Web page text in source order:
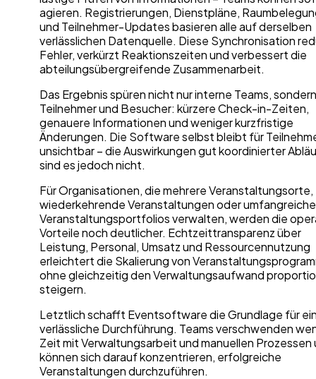
agieren. Registrierungen, Dienstpläne,
und Teilnehmer-Updates basieren alle auf derselben
verlässlichen Datenquelle. Diese Synchronisation
Fehler, verkürzt Reaktionszeiten und verbessert die
abteilungsübergreifende Zusammenarbeit.
Das Ergebnis spüren nicht nur interne Teams,
Teilnehmer und Besucher: kürzere Check-in-Zeiten,
genauere Informationen und weniger kurzfristige
Änderungen. Die Software selbst bleibt für
unsichtbar – die Auswirkungen gut koordinierter
sind es jedoch nicht.
Für Organisationen, die mehrere Veranstaltungsorte,
wiederkehrende Veranstaltungen oder umfangreiche
Veranstaltungsportfolios verwalten, werden die
Vorteile noch deutlicher. Echtzeittransparenz über
Leistung, Personal, Umsatz und Ressourcennutzung
erleichtert die Skalierung von
ohne gleichzeitig den Verwaltungsaufwand
steigern.
Letztlich schafft Eventsoftware die Grundlage für
verlässliche Durchführung. Teams verschwenden
Zeit mit Verwaltungsarbeit und manuellen Prozessen
können sich darauf konzentrieren, erfolgreiche
Veranstaltungen durchzuführen.